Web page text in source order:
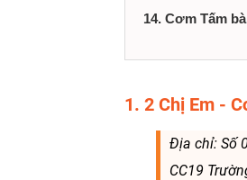
14. Cơm Tấm
1. 2 Chị Em -
Địa chỉ: Số
CC19